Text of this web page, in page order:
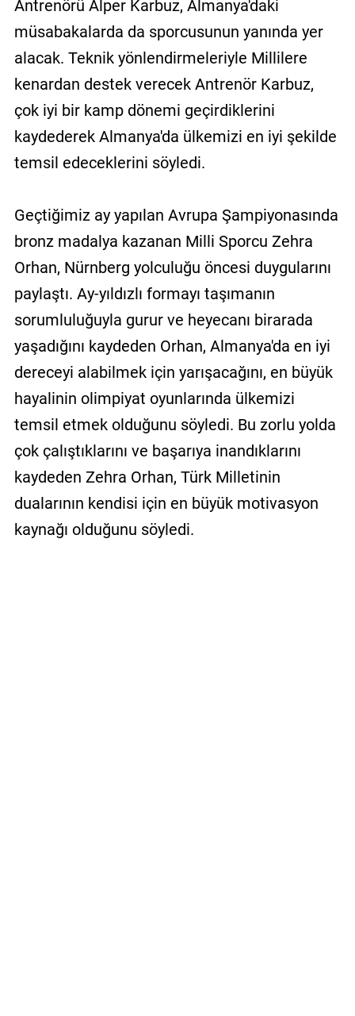
Antrenörü Alper Karbuz, Almanya'daki
müsabakalarda da sporcusunun yanında yer
alacak. Teknik yönlendirmeleriyle Millilere
kenardan destek verecek Antrenör Karbuz,
çok iyi bir kamp dönemi geçirdiklerini
kaydederek Almanya'da ülkemizi en iyi şekilde
temsil edeceklerini söyledi.
Geçtiğimiz ay yapılan Avrupa Şampiyonasında
bronz madalya kazanan Milli Sporcu Zehra
Orhan, Nürnberg yolculuğu öncesi duygularını
paylaştı. Ay-yıldızlı formayı taşımanın
sorumluluğuyla gurur ve heyecanı birarada
yaşadığını kaydeden Orhan, Almanya'da en iyi
dereceyi alabilmek için yarışacağını, en büyük
hayalinin olimpiyat oyunlarında ülkemizi
temsil etmek olduğunu söyledi. Bu zorlu yolda
çok çalıştıklarını ve başarıya inandıklarını
kaydeden Zehra Orhan, Türk Milletinin
dualarının kendisi için en büyük motivasyon
kaynağı olduğunu söyledi.